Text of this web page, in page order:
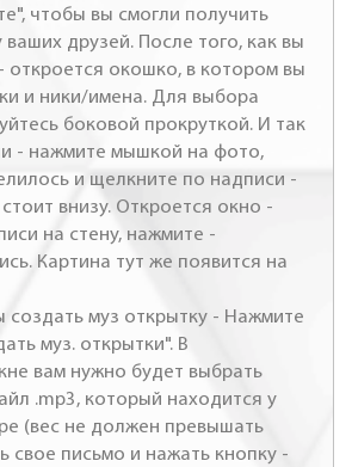
чтобы вы смогли получить
ваших друзей. После того, как вы
откроется окошко, в котором вы
и ники/имена. Для выбора
боковой прокруткой. И так
- нажмите мышкой на фото,
и щелкните по надписи -
внизу. Откроется окно -
на стену, нажмите -
Картина тут же появится на
создать муз открытку - Нажмите
муз. открытки". В
вам нужно будет выбрать
.mp3, который находится у
(вес не должен превышать
свое письмо и нажать кнопку -